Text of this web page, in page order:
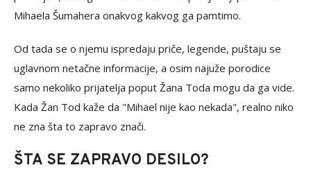
Mihaela Šumahera onakvog kakvog ga pamtimo.
Od tada se o njemu ispredaju priče, legende, puštaju se
uglavnom netačne informacije, a osim najuže porodice
samo nekoliko prijatelja poput Žana Toda mogu da ga vide.
Kada Žan Tod kaže da "Mihael nije kao nekada", realno niko
ne zna šta to zapravo znači.
ŠTA SE ZAPRAVO DESILO?